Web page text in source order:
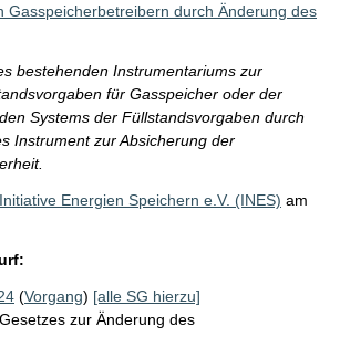
Gasspeicherbetreibern durch Änderung des
bestehenden Instrumentariums zur
für Gasspeicher oder der
Systems der Füllstandsvorgaben durch
Instrument zur Absicherung der
Initiative Energien Speichern e.V. (INES) am
(Vorgang) [alle SG hierzu]
zur Änderung des